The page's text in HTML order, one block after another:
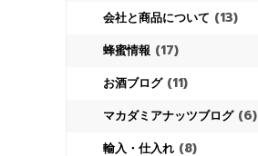
会社と商品について (13)
蜂蜜情報 (17)
お酒ブログ(11)
マカダミアナッツブログ(6)
輸入・仕入れ (8)